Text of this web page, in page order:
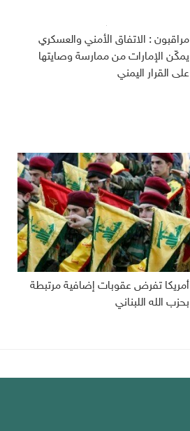
مراقبون : الاتفاق الأمني والعسكري
يمكّن الإمارات من ممارسة وصايتها
على القرار اليمني
أمريكا تفرض عقوبات إضافية مرتبطة
بحزب الله اللبناني